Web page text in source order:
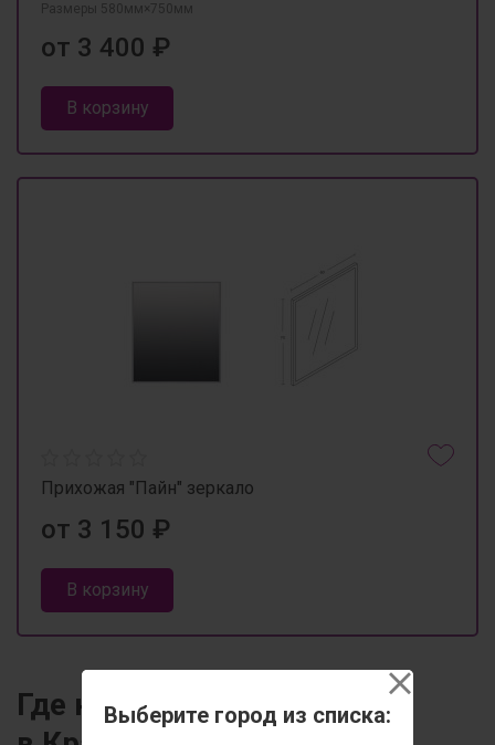
Выберите город из списка:
Размеры 580мм×750мм
от 3 400 ₽
В корзину
Прихожая "Пайн" зеркало
от 3 150 ₽
В корзину
Где купить зеркало